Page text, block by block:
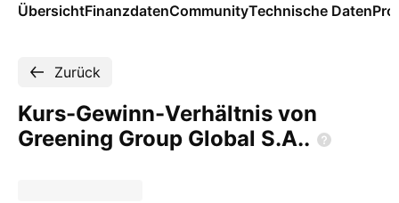
ÜbersichtFinanzdatenCommunityTechnische Daten
Zurück
Kurs-Gewinn-Verhältnis von
Greening Group Global S.A..